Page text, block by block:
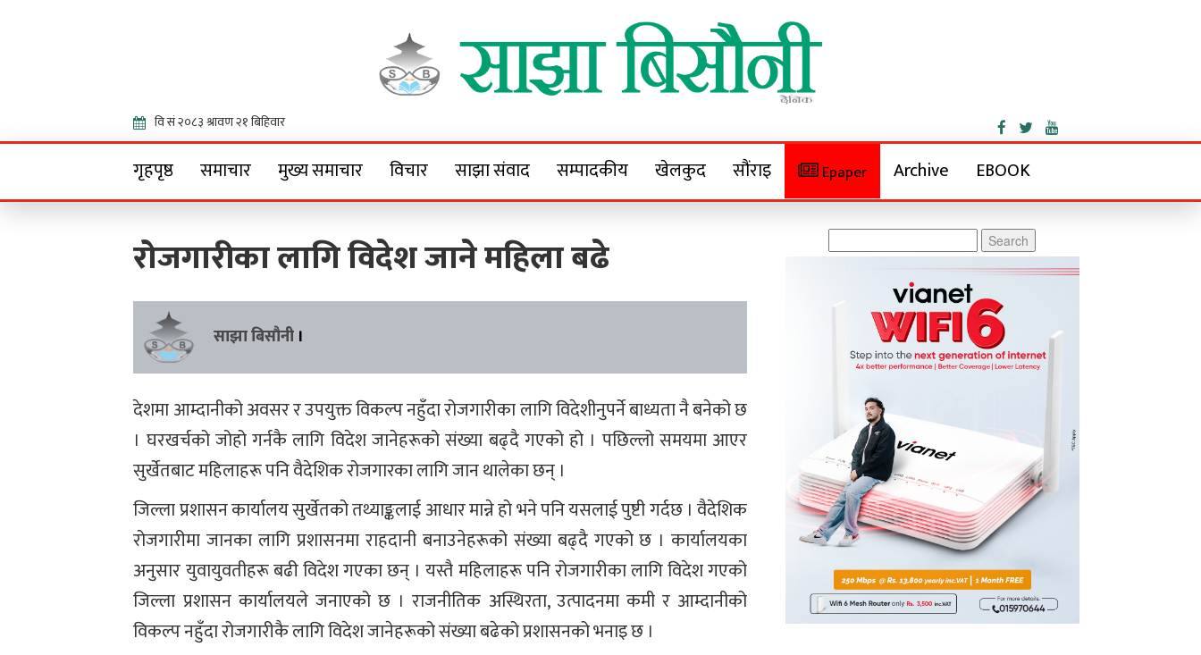
Sajha Bisaunee
गृहपृष्ठ समाचार मुख्य समाचार विचार साझा संवाद सम्पादकीय खेलकुद सौंराइ Epaper Archive EBOOK
रोजगारीका लागि विदेश जाने महिला बढे
साझा बिसौनी ।
देशमा आम्दानीको अवसर र उपयुक्त विकल्प नहुँदा रोजगारीका लागि विदेशीनुपर्ने बाध्यता नै बनेको छ
। घरखर्चको जोहो गर्नकै लागि विदेश जानेहरूको संख्या बढ्दै गएको हो । पछिल्लो समयमा आएर
सुर्खेतबाट महिलाहरू पनि वैदेशिक रोजगारका लागि जान थालेका छन् ।
जिल्ला प्रशासन कार्यालय सुर्खेतको तथ्याङ्कलाई आधार मान्ने हो भने पनि यसलाई पुष्टी गर्दछ । वैदेशिक
रोजगारीमा जानका लागि प्रशासनमा राहदानी बनाउनेहरूको संख्या बढ्दै गएको छ । कार्यालयका
अनुसार युवायुवतीहरू बढी विदेश गएका छन् । यस्तै महिलाहरू पनि रोजगारीका लागि विदेश गएको
जिल्ला प्रशासन कार्यालयले जनाएको छ । राजनीतिक अस्थिरता, उत्पादनमा कमी र आम्दानीको
विकल्प नहुँदा रोजगारीकै लागि विदेश जानेहरूको संख्या बढेको प्रशासनको भनाइ छ ।
for: